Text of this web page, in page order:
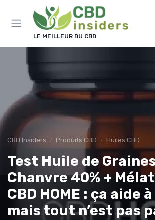
LE MEILLEUR DU CBD
CBD Insiders Produits CBD Huiles CBD
Test Huile de
Chanvre 40% +
CBD HOME : ça aide
mais tout n’est pas
Panneau de gestion des cookies